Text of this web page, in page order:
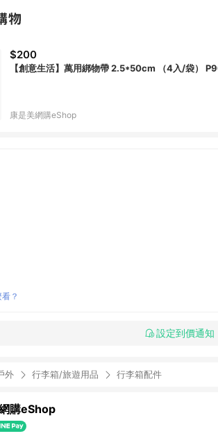
$200
【創意生活】萬用綁物帶 2.5*50cm （4入/袋）
康是美網購eShop
？
設定到價通知
外 行李箱/旅遊用品 行李箱配件
購eShop